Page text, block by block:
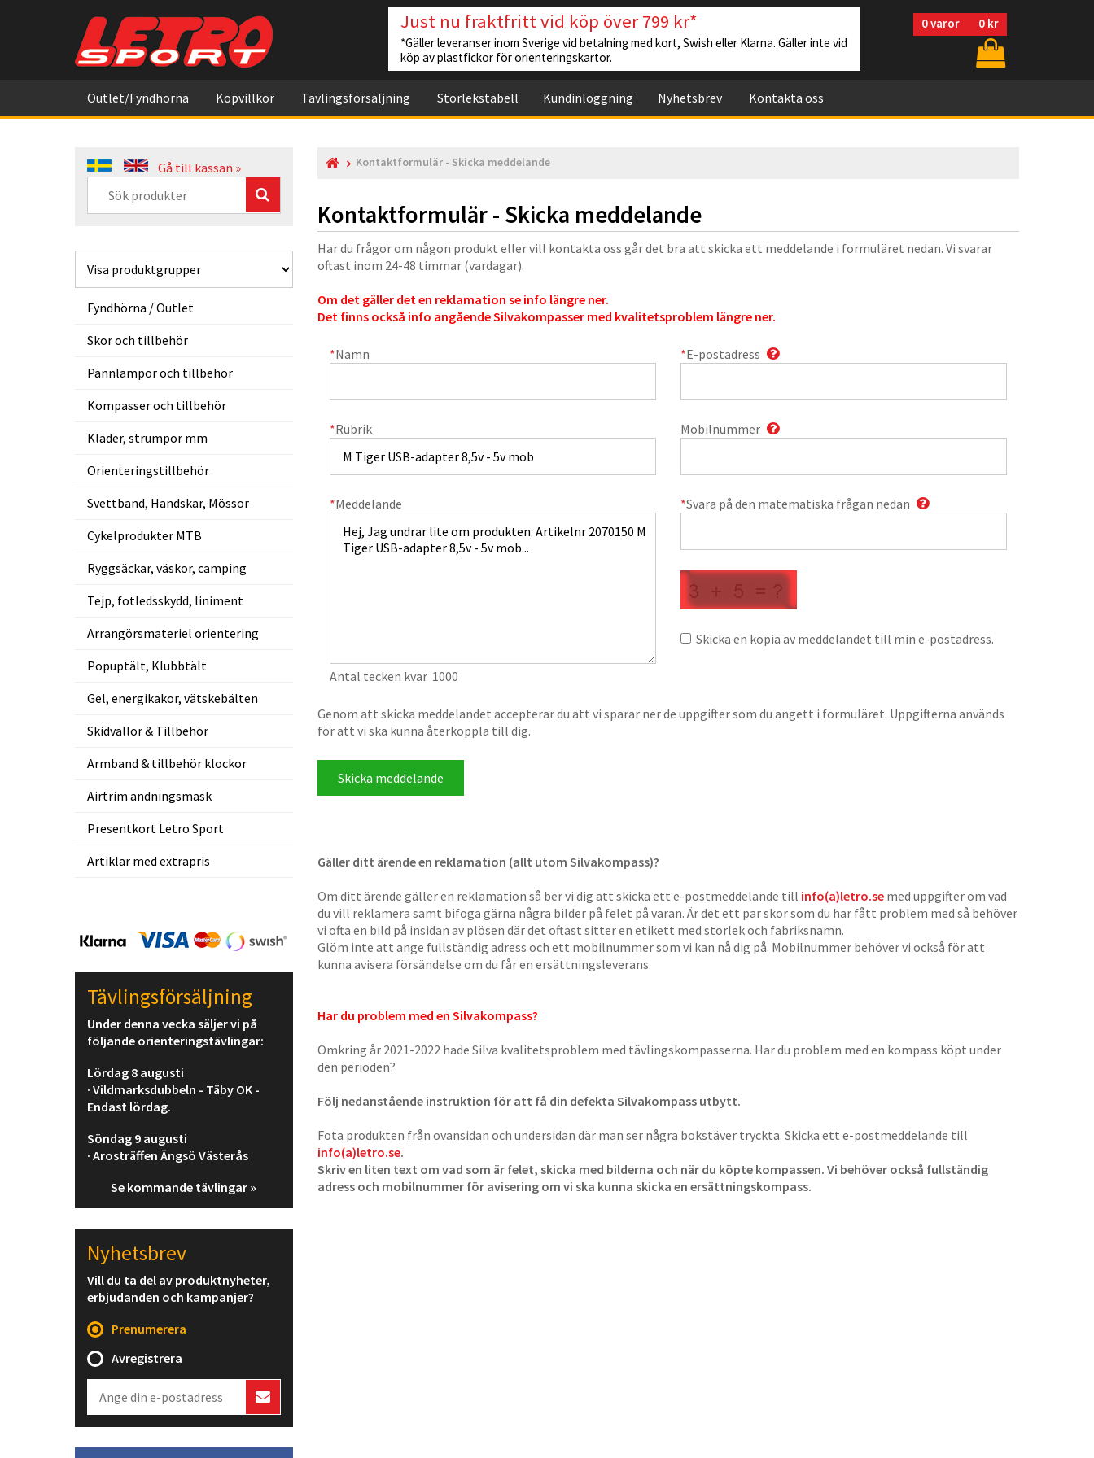
0varor 0 kr
Just nu fraktfritt vid köp över 799 kr*
*Gäller leveranser inom Sverige vid betalning med kort, Swish eller Klarna. Gäller inte vid
köp av plastfickor för orienteringskartor.
Outlet/Fyndhörna Köpvillkor Tävlingsförsäljning Storlekstabell Kundinloggning Nyhetsbrev Kontakta oss
Gå till kassan »
Fyndhörna / Outlet
Skor och tillbehör
Pannlampor och tillbehör
Kompasser och tillbehör
Kläder, strumpor mm
Orienteringstillbehör
Svettband, Handskar, Mössor
Cykelprodukter MTB
Ryggsäckar, väskor, camping
Tejp, fotledsskydd, liniment
Arrangörsmateriel orientering
Popuptält, Klubbtält
Gel, energikakor, vätskebälten
Skidvallor & Tillbehör
Armband & tillbehör klockor
Airtrim andningsmask
Presentkort Letro Sport
Artiklar med extrapris
Kontaktformulär - Skicka meddelande
Kontaktformulär - Skicka meddelande
Har du frågor om någon produkt eller vill kontakta oss går det bra att skicka ett meddelande i formuläret nedan. Vi svarar
oftast inom 24-48 timmar (vardagar).
Om det gäller det en reklamation se info längre ner.
Det finns också info angående Silvakompasser med kvalitetsproblem längre ner.
*Namn *E-postadress
*Rubrik Mobilnummer
*Meddelande
Antal tecken kvar 1000
*Svara på den matematiska frågan nedan
Skicka en kopia av meddelandet till min e-postadress.
Genom att skicka meddelandet accepterar du att vi sparar ner de uppgifter som du angett i formuläret. Uppgifterna används
för att vi ska kunna återkoppla till dig.
Gäller ditt ärende en reklamation (allt utom Silvakompass)?
Om ditt ärende gäller en reklamation så ber vi dig att skicka ett e-postmeddelande till info(a)letro.semed uppgifter om vad
du vill reklamera samt bifoga gärna några bilder på felet på varan. Är det ett par skor som du har fått problem med så behöver
vi ofta en bild på insidan av plösen där det oftast sitter en etikett med storlek och fabriksnamn.
Glöm inte att ange fullständig adress och ett mobilnummer som vi kan nå dig på. Mobilnummer behöver vi också för att
kunna avisera försändelse om du får en ersättningsleverans.
Har du problem med en Silvakompass?
Omkring år 2021-2022 hade Silva kvalitetsproblem med tävlingskompasserna. Har du problem med en kompass köpt under
den perioden?
Följ nedanstående instruktion för att få din defekta Silvakompass utbytt.
Fota produkten från ovansidan och undersidan där man ser några bokstäver tryckta. Skicka ett e-postmeddelande till
info(a)letro.se.
Skriv en liten text om vad som är felet, skicka med bilderna och när du köpte kompassen. Vi behöver också fullständig
adress och mobilnummer för avisering om vi ska kunna skicka en ersättningskompass.
Tävlingsförsäljning
Under denna vecka säljer vi på
följande orienteringstävlingar:
Lördag 8 augusti
· Vildmarksdubbeln - Täby OK -
Endast lördag.
Söndag 9 augusti
· Arosträffen Ängsö Västerås
Se kommande tävlingar »
Nyhetsbrev
Vill du ta del av produktnyheter,
erbjudanden och kampanjer?
Prenumerera
Avregistrera